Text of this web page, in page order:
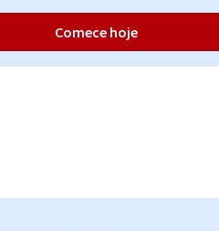
Comece hoje